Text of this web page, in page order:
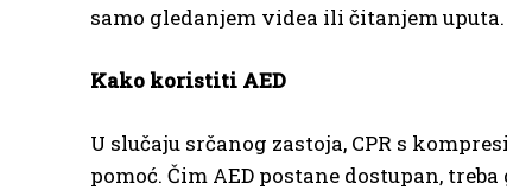
samo gledanjem videa ili čitanjem
Kako koristiti AED
U slučaju srčanog zastoja, CPR s
pomoć. Čim AED postane dostupan,